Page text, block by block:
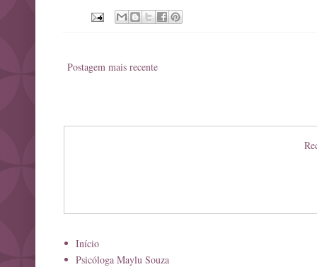
Postagem mais recente
Início
Psicóloga Maylu Souza